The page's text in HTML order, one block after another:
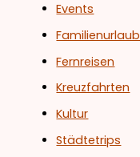
Events
Familienurlaub
Fernreisen
Kreuzfahrten
Kultur
Städtetrips